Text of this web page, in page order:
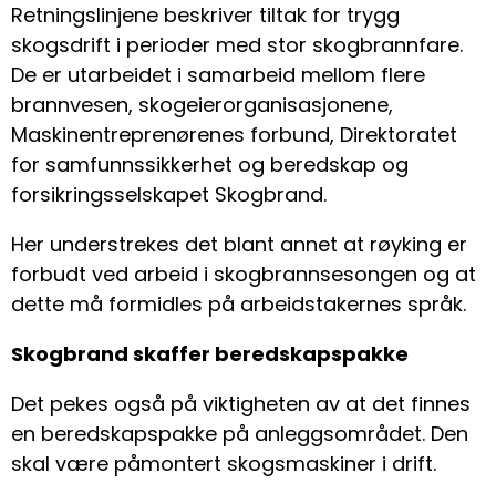
Retningslinjene beskriver tiltak for trygg
skogsdrift i perioder med stor skogbrannfare.
De er utarbeidet i samarbeid mellom flere
brannvesen, skogeierorganisasjonene,
Maskinentreprenørenes forbund, Direktoratet
for samfunnssikkerhet og beredskap og
forsikringsselskapet Skogbrand.
Her understrekes det blant annet at røyking er
forbudt ved arbeid i skogbrannsesongen og at
dette må formidles på arbeidstakernes språk.
Skogbrand skaffer beredskapspakke
Det pekes også på viktigheten av at det finnes
en beredskapspakke på anleggsområdet. Den
skal være påmontert skogsmaskiner i drift.